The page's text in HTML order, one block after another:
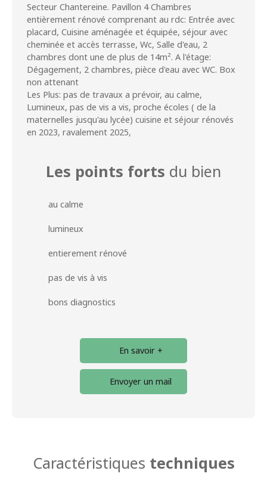
Secteur Chantereine. Pavillon 4 Chambres
entièrement rénové comprenant au rdc: Entrée avec
placard, Cuisine aménagée et équipée, séjour avec
cheminée et accès terrasse, Wc, Salle d'eau, 2
chambres dont une de plus de 14m². A l'étage:
Dégagement, 2 chambres, pièce d'eau avec WC. Box
non attenant
Les Plus: pas de travaux a prévoir, au calme,
Lumineux, pas de vis a vis, proche écoles ( de la
maternelles jusqu'au lycée) cuisine et séjour rénovés
en 2023, ravalement 2025,
Les points forts du bien
au calme
lumineux
entierement rénové
pas de vis à vis
bons diagnostics
En savoir +
Envoyer un mail
Caractéristiques techniques